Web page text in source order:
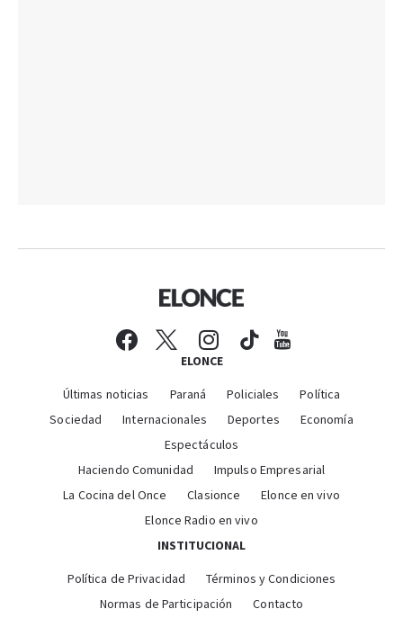
ELONCE
Últimas noticias Paraná Policiales
Política
Sociedad
Internacionales Deportes
Economía
Espectáculos
Haciendo Comunidad
Impulso Empresarial
La Cocina del Once
Clasionce
Elonce en vivo
Elonce Radio en vivo
INSTITUCIONAL
Política de Privacidad
Términos y Condiciones
Normas de Participación
Contacto